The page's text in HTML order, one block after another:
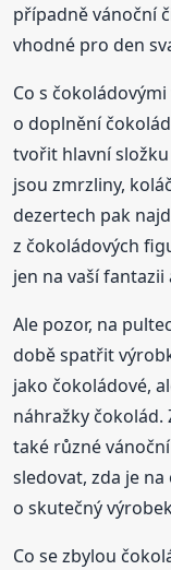
případně vánoční
vhodné pro den
Co s
o doplnění
tvořit hlavní
jsou zmrzliny,
dezertech pak
z čokoládových
jen na vaší fantazii
Ale pozor, na
době spatřit
jako čokoládové,
náhražky čokolád.
také různé
sledovat, zda je
o skutečný
Co se zbylou